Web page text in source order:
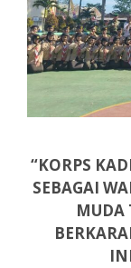
“KORPS
SEBAGAI
MUDA